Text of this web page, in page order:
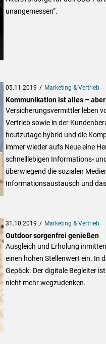
unangemessen“.
05.11.2019 Marketing & Vertrieb
Kommunikation ist alles –
Versicherungsvermittler leben
Vertrieb sowie in der
heutzutage hybrid und die
immer wieder aufs Neue eine
schnelllebigen Informations-
überwiegend die sozialen
Informationsaustausch und
31.10.2019 Marketing & Vertrieb
Outdoor sorgenfrei genießen
Ausgleich und Erholung
einen hohen Stellenwert ein. In
Gepäck. Der digitale Begleiter
nicht mehr wegzudenken.